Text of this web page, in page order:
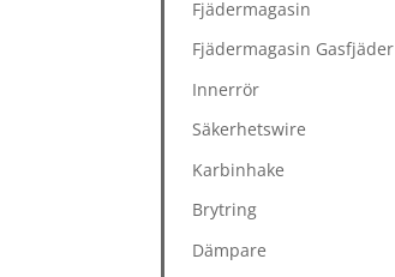
Fjädermagasin
Fjädermagasin Gasfjäder
Innerrör
Säkerhetswire
Karbinhake
Brytring
Dämpare